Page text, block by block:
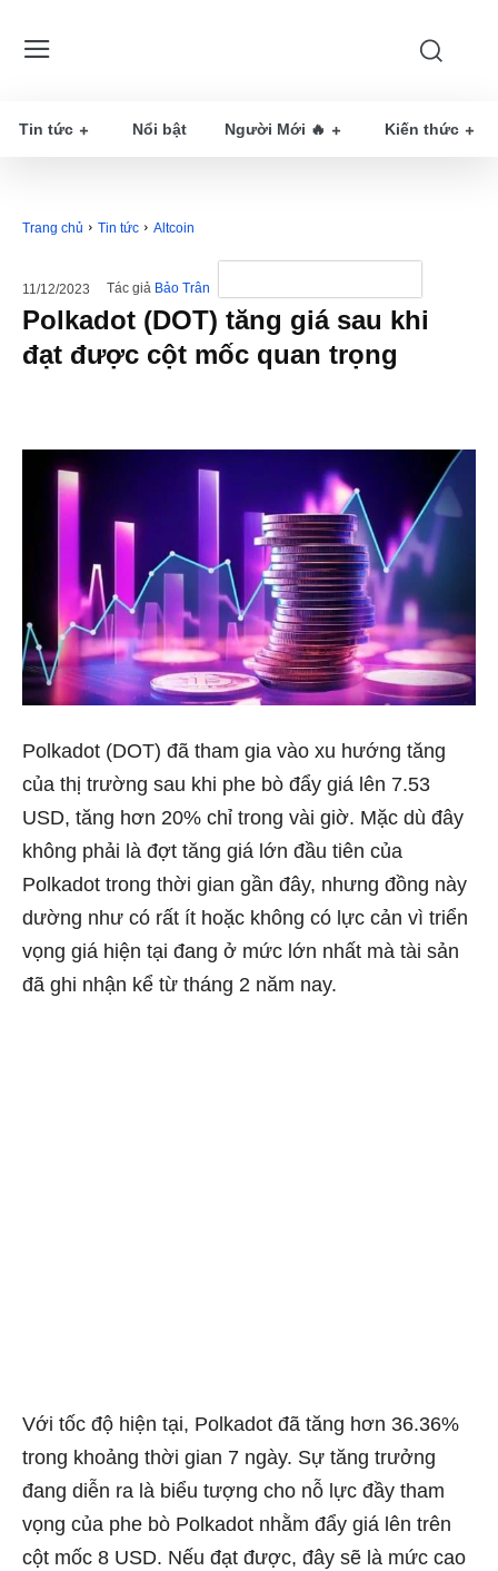
Tin tức Nổi bật Người Mới 🔥 Kiến thức
Trang chủ Tin tức Altcoin
11/12/2023 Tác giả Bảo Trân
Polkadot (DOT) tăng giá sau ​​khi
đạt được cột mốc quan trọng
Polkadot (DOT) đã tham gia vào xu hướng tăng
của thị trường sau khi phe bò đẩy giá lên 7.53
USD, tăng hơn 20% chỉ trong vài giờ. Mặc dù đây
không phải là đợt tăng giá lớn đầu tiên của
Polkadot trong thời gian gần đây, nhưng đồng này
dường như có rất ít hoặc không có lực cản vì triển
vọng giá hiện tại đang ở mức lớn nhất mà tài sản
đã ghi nhận kể từ tháng 2 năm nay.
Với tốc độ hiện tại, Polkadot đã tăng hơn 36.36%
trong khoảng thời gian 7 ngày. Sự tăng trưởng
đang diễn ra là biểu tượng cho nỗ lực đầy tham
vọng của phe bò Polkadot nhằm đẩy giá lên trên
cột mốc 8 USD. Nếu đạt được, đây sẽ là mức cao